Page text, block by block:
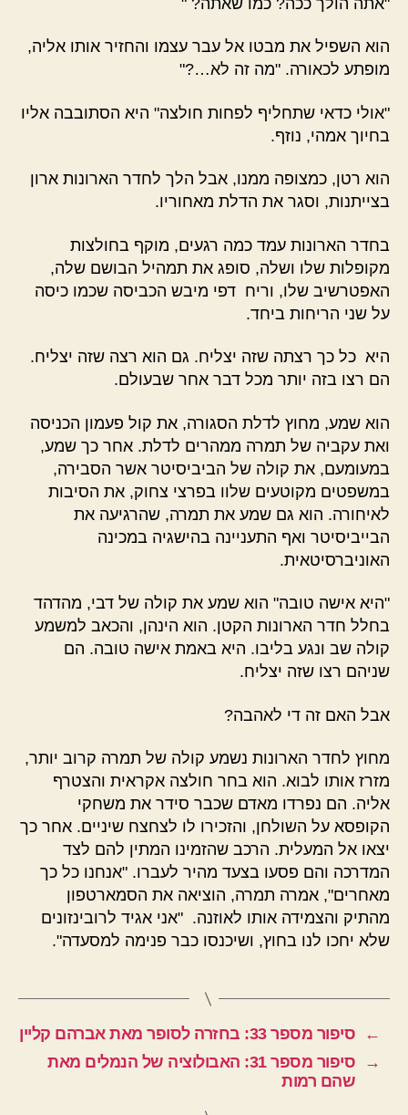
הוא השפיל את מבטו אל עבר עצמו והחזיר אותו אליה,
מופתע לכאורה. "מה זה לא…?"
"אולי כדאי שתחליף לפחות חולצה" היא הסתובבה אליו
בחיוך אמהי, נוזף.
הוא רטן, כמצופה ממנו, אבל הלך לחדר הארונות ארון
בצייתנות, וסגר את הדלת מאחוריו.
בחדר הארונות עמד כמה רגעים, מוקף בחולצות
מקופלות שלו ושלה, סופג את תמהיל הבושם שלה,
האפטרשיב שלו, וריח דפי מיבש הכביסה שכמו כיסה
על שני הריחות ביחד.
היא כל כך רצתה שזה יצליח. גם הוא רצה שזה יצליח.
הם רצו בזה יותר מכל דבר אחר שבעולם.
הוא שמע, מחוץ לדלת הסגורה, את קול פעמון הכניסה
ואת עקביה של תמרה ממהרים לדלת. אחר כך שמע,
במעומעם, את קולה של הביביסיטר אשר הסבירה,
במשפטים מקוטעים שלוו בפרצי צחוק, את הסיבות
לאיחורה. הוא גם שמע את תמרה, שהרגיעה את
הבייביסיטר ואף התעניינה בהישגיה במכינה
האוניברסיטאית.
"היא אישה טובה" הוא שמע את קולה של דבי, מהדהד
בחלל חדר הארונות הקטן. הוא הינהן, והכאב למשמע
קולה שב ונגע בליבו. היא באמת אישה טובה. הם
שניהם רצו שזה יצליח.
אבל האם זה די לאהבה?
מחוץ לחדר הארונות נשמע קולה של תמרה קרוב יותר,
מזרז אותו לבוא. הוא בחר חולצה אקראית והצטרף
אליה. הם נפרדו מאדם שכבר סידר את משחקי
הקופסא על השולחן, והזכירו לו לצחצח שיניים. אחר כך
יצאו אל המעלית. הרכב שהזמינו המתין להם לצד
המדרכה והם פסעו בצעד מהיר לעברו. "אנחנו כל כך
מאחרים", אמרה תמרה, הוציאה את הסמארטפון
מהתיק והצמידה אותו לאוזנה. "אני אגיד לרובינזונים
שלא יחכו לנו בחוץ, ושיכנסו כבר פנימה למסעדה".
←
סיפור מספר 33: בחזרה לסופר מאת אברהם קליין
→
סיפור מספר 31: האבולוציה של הנמלים מאת
שהם רמות